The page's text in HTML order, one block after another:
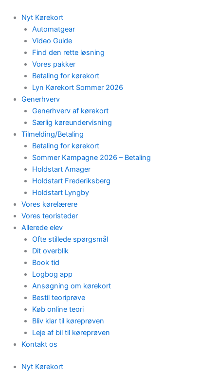
content
Nyt Kørekort
Automatgear
Video Guide
Find den rette løsning
Vores pakker
Betaling for kørekort
Lyn Kørekort Sommer 2026
Generhverv
Generhverv af kørekort
Særlig køreundervisning
Tilmelding/Betaling
Betaling for kørekort
Sommer Kampagne 2026 – Betaling
Holdstart Amager
Holdstart Frederiksberg
Holdstart Lyngby
Vores kørelærere
Vores teoristeder
Allerede elev
Ofte stillede spørgsmål
Dit overblik
Book tid
Logbog app
Ansøgning om kørekort
Bestil teoriprøve
Køb online teori
Bliv klar til køreprøven
Leje af bil til køreprøven
Kontakt os
Nyt Kørekort